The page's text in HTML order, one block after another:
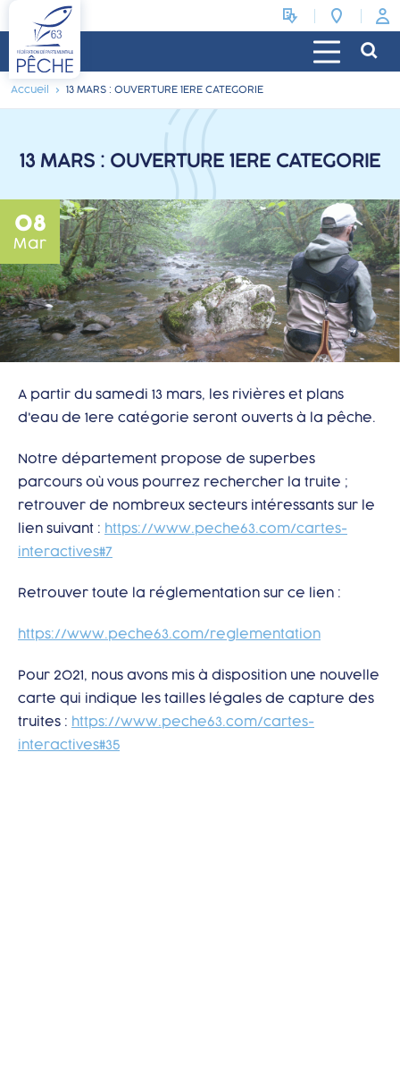
Accueil 13 MARS : OUVERTURE 1ERE CATEGORIE
13 MARS : OUVERTURE 1ERE CATEGORIE
08
Mar
A partir du samedi 13 mars, les rivières et plans
d'eau de 1ere catégorie seront ouverts à la pêche.
Notre département propose de superbes
parcours où vous pourrez rechercher la truite ;
retrouver de nombreux secteurs intéressants sur le
lien suivant : https://www.peche63.com/cartes-
interactives#7
Retrouver toute la réglementation sur ce lien :
https://www.peche63.com/reglementation
Pour 2021, nous avons mis à disposition une nouvelle
carte qui indique les tailles légales de capture des
truites : https://www.peche63.com/cartes-
interactives#35